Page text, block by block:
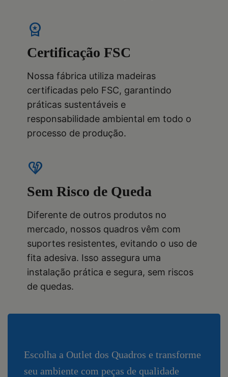
workspace_premium
Certificação FSC
Nossa fábrica utiliza madeiras
certificadas pelo FSC, garantindo
práticas sustentáveis e
responsabilidade ambiental em todo o
processo de produção.
heart_broken
Sem Risco de Queda
Diferente de outros produtos no
mercado, nossos quadros vêm com
suportes resistentes, evitando o uso de
fita adesiva. Isso assegura uma
instalação prática e segura, sem riscos
de quedas.
Escolha a Outlet dos Quadros e transforme
seu ambiente com peças de qualidade